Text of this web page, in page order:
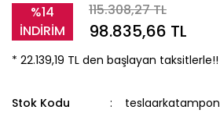
%14
İNDİRİM
115.308,27 TL
98.835,66 TL
* 22.139,19 TL den başlayan taksitlerle!!
Stok Kodu
teslaarkatampon